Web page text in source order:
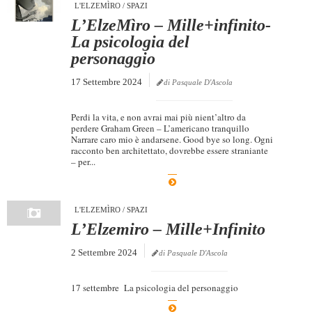
L'ELZEMÌRO/ SPAZI
L’ElzeMìro – Mille+infinito-
La psicologia del
personaggio
17 Settembre 2024 di Pasquale D'Ascola
Perdi la vita, e non avrai mai più nient’altro da
perdere Graham Green – L’americano tranquillo
Narrare caro mio è andarsene. Good bye so long. Ogni
racconto ben architettato, dovrebbe essere straniante
– per...
L'ELZEMÌRO/ SPAZI
L’Elzemiro – Mille+Infinito
2 Settembre 2024 di Pasquale D'Ascola
17 settembre La psicologia del personaggio